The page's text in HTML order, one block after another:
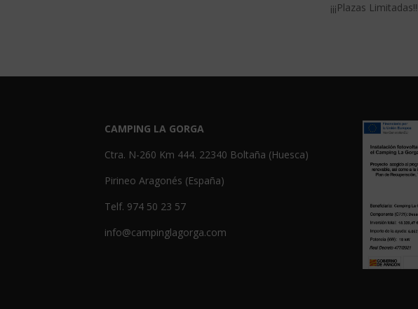
¡¡¡Plazas Limitadas!!!
CAMPING LA GORGA
Ctra. N-260 Km 444. 22340 Boltaña (Huesca)
Pirineo Aragonés (España)
Telf. 974 50 23 57
info@campinglagorga.com